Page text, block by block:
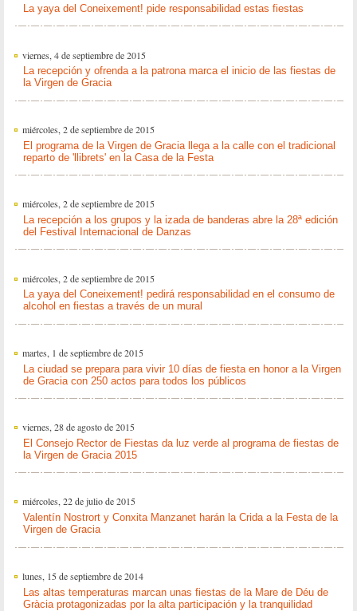
La yaya del Coneixement! pide responsabilidad estas fiestas
viernes, 4 de septiembre de 2015
La recepción y ofrenda a la patrona marca el inicio de las fiestas de
la Virgen de Gracia
miércoles, 2 de septiembre de 2015
El programa de la Virgen de Gracia llega a la calle con el tradicional
reparto de 'llibrets' en la Casa de la Festa
miércoles, 2 de septiembre de 2015
La recepción a los grupos y la izada de banderas abre la 28ª edición
del Festival Internacional de Danzas
miércoles, 2 de septiembre de 2015
La yaya del Coneixement! pedirá responsabilidad en el consumo de
alcohol en fiestas a través de un mural
martes, 1 de septiembre de 2015
La ciudad se prepara para vivir 10 días de fiesta en honor a la Virgen
de Gracia con 250 actos para todos los públicos
viernes, 28 de agosto de 2015
El Consejo Rector de Fiestas da luz verde al programa de fiestas de
la Virgen de Gracia 2015
miércoles, 22 de julio de 2015
Valentín Nostrort y Conxita Manzanet harán la Crida a la Festa de la
Virgen de Gracia
lunes, 15 de septiembre de 2014
Las altas temperaturas marcan unas fiestas de la Mare de Déu de
Gràcia protagonizadas por la alta participación y la tranquilidad